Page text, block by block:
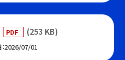
PDF (253 KB)
2026/07/01